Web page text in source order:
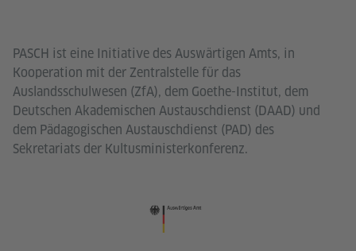
PASCH ist eine Initiative des Auswärtigen Amts, in
Kooperation mit der Zentralstelle für das
Auslandsschulwesen (ZfA), dem Goethe-Institut, dem
Deutschen Akademischen Austauschdienst (DAAD) und
dem Pädagogischen Austauschdienst (PAD) des
Sekretariats der Kultusministerkonferenz.